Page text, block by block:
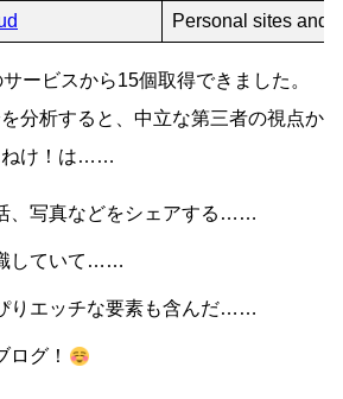
Personal sites and
ービスから15個取得できました。
分析すると、中立な第三者の視点か
ねけ！は……
、写真などをシェアする……
していて……
りエッチな要素も含んだ……
ログ！